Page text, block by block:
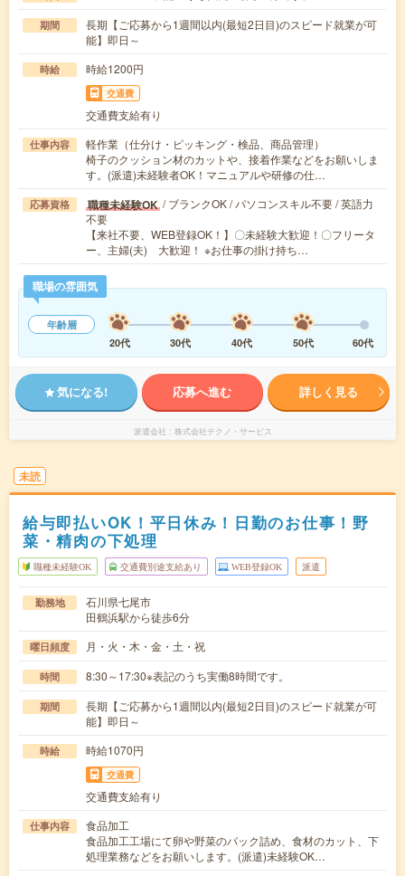
期間
長期【ご応募から1週間以内(最短2日目)のスピード就業が可
能】即日～
時給 時給1200円
交通費
交通費支給有り
仕事内容
軽作業（仕分け・ピッキング・検品、商品管理）
椅子のクッション材のカットや、接着作業などをお願いしま
す。(派遣)未経験者OK！マニュアルや研修の仕…
応募資格 職種未経験OK / ブランクOK / パソコンスキル不要 / 英語力
不要
【来社不要、WEB登録OK！】〇未経験大歓迎！〇フリータ
ー、主婦(夫) 大歓迎！ ※お仕事の掛け持ち…
職場の雰囲気
年齢層
20代
30代 40代 50代 60代
気になる! 応募へ進む 詳しく見る
派遣会社 株式会社テクノ・サービス
未読
給与即払いOK！平日休み！日勤のお仕事！野
菜・精肉の下処理
職種未経験OK 交通費別途支給あり WEB登録OK 派遣
勤務地
石川県七尾市
田鶴浜駅から徒歩6分
曜日頻度 月・火・木・金・土・祝
時間 8:30～17:30※表記のうち実働8時間です。
期間
長期【ご応募から1週間以内(最短2日目)のスピード就業が可
能】即日～
時給 時給1070円
交通費
交通費支給有り
仕事内容
食品加工
食品加工工場にて卵や野菜のパック詰め、食材のカット、下
処理業務などをお願いします。(派遣)未経験OK…